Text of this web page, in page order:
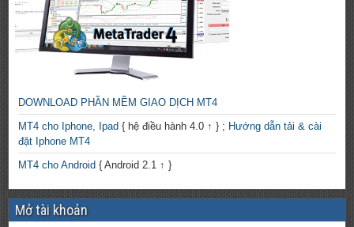
DOWNLOAD PHẦN MỀM GIAO DỊCH MT4
MT4 cho Iphone, Ipad { hệ điều hành 4.0 ↑ } ; Hướng dẫn tải & cài
đặt Iphone MT4
MT4 cho Android { Android 2.1 ↑ }
Mở tài khoản